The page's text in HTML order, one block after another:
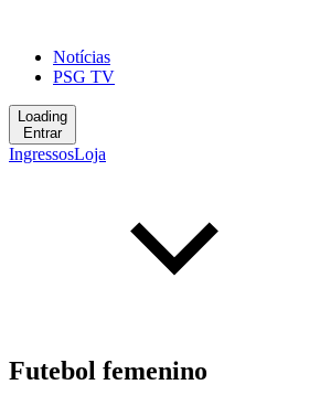
Notícias
PSG TV
Loading
Entrar
IngressosLoja
Futebol femenino